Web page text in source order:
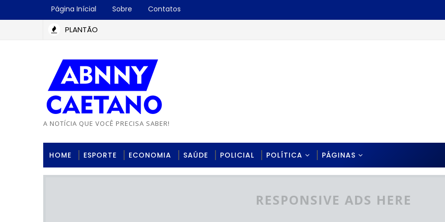
Página Inícial Sobre Contatos
PLANTÃO
A NOTÍCIA QUE VOCÊ PRECISA SABER!
HOME ESPORTE ECONOMIA SAÚDE POLICIAL POLÍTICA PÁGINAS
RESPONSIVE ADS HERE